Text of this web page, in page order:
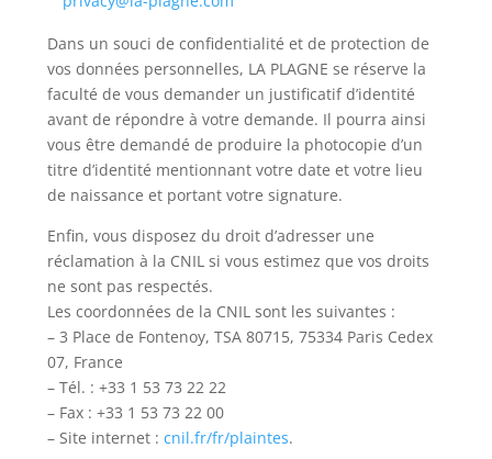
Dans un souci de confidentialité et de protection de
vos données personnelles, LA PLAGNE se réserve la
faculté de vous demander un justificatif d’identité
avant de répondre à votre demande. Il pourra ainsi
vous être demandé de produire la photocopie d’un
titre d’identité mentionnant votre date et votre lieu
de naissance et portant votre signature.
Enfin, vous disposez du droit d’adresser une
réclamation à la CNIL si vous estimez que vos droits
ne sont pas respectés.
Les coordonnées de la CNIL sont les suivantes :
– 3 Place de Fontenoy, TSA 80715, 75334 Paris Cedex
07, France
– Tél. : +33 1 53 73 22 22
– Fax : +33 1 53 73 22 00
– Site internet : cnil.fr/fr/plaintes.